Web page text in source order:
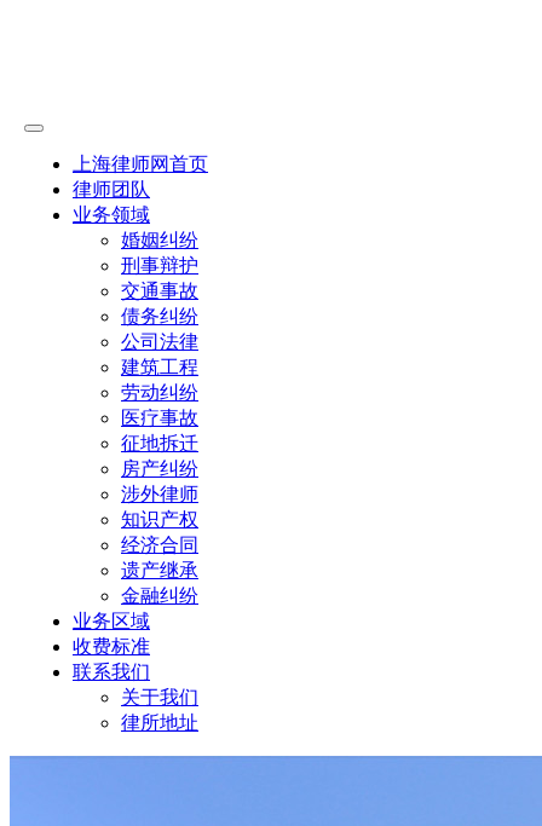
上海律师网首页
律师团队
业务领域
婚姻纠纷
刑事辩护
交通事故
债务纠纷
公司法律
建筑工程
劳动纠纷
医疗事故
征地拆迁
房产纠纷
涉外律师
知识产权
经济合同
遗产继承
金融纠纷
业务区域
收费标准
联系我们
关于我们
律所地址